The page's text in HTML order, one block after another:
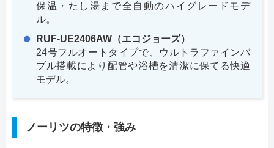
保温・たし湯まで全自動のハイグレードモデ
ル。
RUF-UE2406AW（エコジョーズ）
24号フルオートタイプで、ウルトラファインバ
ブル搭載により配管や浴槽を清潔に保てる快適
モデル。
ノーリツの特徴・強み